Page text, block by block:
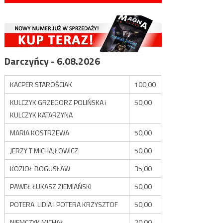
Darczyńcy - 6.08.2026
KACPER STAROŚCIAK
100,00
KULCZYK GRZEGORZ POLIŃSKA i
KULCZYK KATARZYNA
50,00
MARIA KOSTRZEWA
50,00
JERZY T MICHAJŁOWICZ
50,00
KOZIOŁ BOGUSŁAW
35,00
PAWEŁ ŁUKASZ ZIEMIAŃSKI
50,00
POTERA LIDIA i POTERA KRZYSZTOF
50,00